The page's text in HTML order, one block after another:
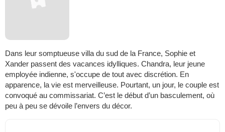
Dans leur somptueuse villa du sud de la France, Sophie et
Xander passent des vacances idylliques. Chandra, leur jeune
employée indienne, s'occupe de tout avec discrétion. En
apparence, la vie est merveilleuse. Pourtant, un jour, le couple est
convoqué au commissariat. C’est le début d’un basculement, où
peu à peu se dévoile l’envers du décor.